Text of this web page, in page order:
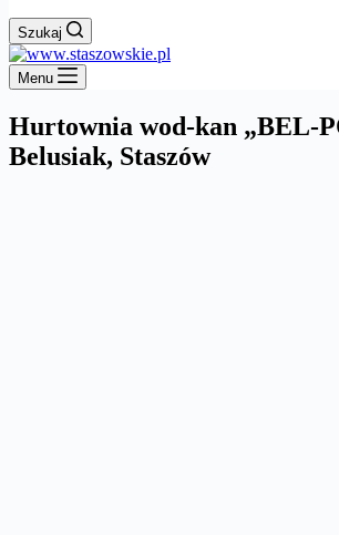
Szukaj
Menu
Hurtownia wod-kan „BEL-
Belusiak, Staszów